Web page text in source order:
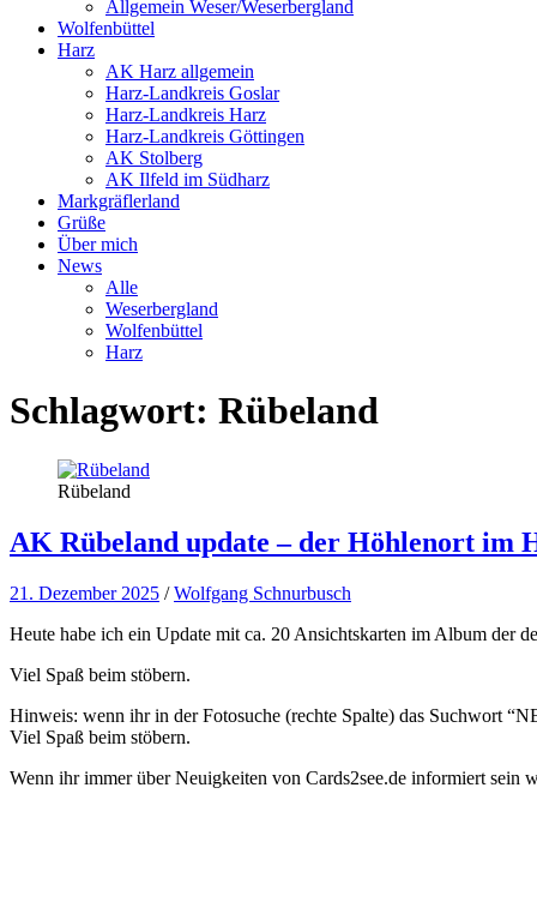
Allgemein Weser/Weserbergland
Wolfenbüttel
Harz
AK Harz allgemein
Harz-Landkreis Goslar
Harz-Landkreis Harz
Harz-Landkreis Göttingen
AK Stolberg
AK Ilfeld im Südharz
Markgräflerland
Grüße
Über mich
News
Alle
Weserbergland
Wolfenbüttel
Harz
Schlagwort: Rübeland
Rübeland
AK Rübeland update – der Höhlenort im
21. Dezember 2025 /Wolfgang Schnurbusch
Heute habe ich ein Update mit ca. 20 Ansichtskarten im Album der
Viel Spaß beim stöbern.
Hinweis: wenn ihr in der Fotosuche (rechte Spalte) das Suchwort
Viel Spaß beim stöbern.
Wenn ihr immer über Neuigkeiten von Cards2see.de informiert sein